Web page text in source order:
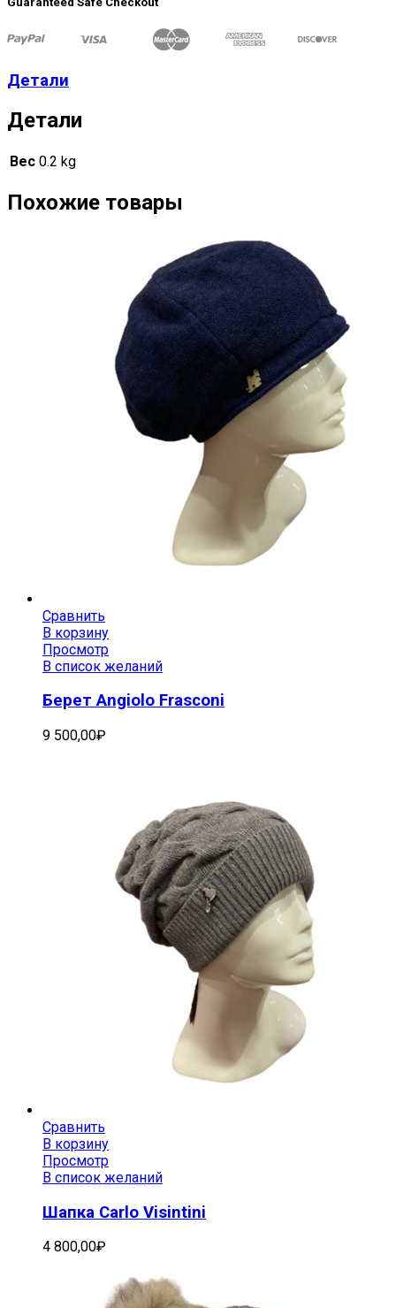
Детали
Детали
Вес 0.2 kg
Похожие товары
Сравнить
В корзину
Просмотр
В список желаний
Берет Angiolo Frasconi
9 500,00₽
Сравнить
В корзину
Просмотр
В список желаний
Шапка Carlo Visintini
4 800,00₽